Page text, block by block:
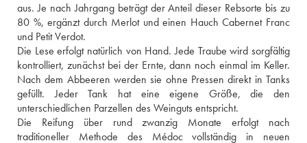
aus. Je nach Jahrgang beträgt der Anteil dieser Rebsorte bis zu
80 %, ergänzt durch Merlot und einen Hauch Cabernet Franc
und Petit Verdot.
Die Lese erfolgt natürlich von Hand. Jede Traube wird sorgfältig
kontrolliert, zunächst bei der Ernte, dann noch einmal im Keller.
Nach dem Abbeeren werden sie ohne Pressen direkt in Tanks
gefüllt. Jeder Tank hat eine eigene Größe, die den
unterschiedlichen Parzellen des Weinguts entspricht.
Die Reifung über rund zwanzig Monate erfolgt nach